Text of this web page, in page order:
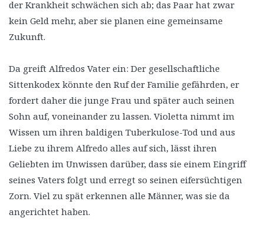
der Krankheit schwächen sich ab; das Paar hat zwar
kein Geld mehr, aber sie planen eine gemeinsame
Zukunft.
Da greift Alfredos Vater ein: Der gesellschaftliche
Sittenkodex könnte den Ruf der Familie gefährden, er
fordert daher die junge Frau und später auch seinen
Sohn auf, voneinander zu lassen. Violetta nimmt im
Wissen um ihren baldigen Tuberkulose-Tod und aus
Liebe zu ihrem Alfredo alles auf sich, lässt ihren
Geliebten im Unwissen darüber, dass sie einem Eingriff
seines Vaters folgt und erregt so seinen eifersüchtigen
Zorn. Viel zu spät erkennen alle Männer, was sie da
angerichtet haben.